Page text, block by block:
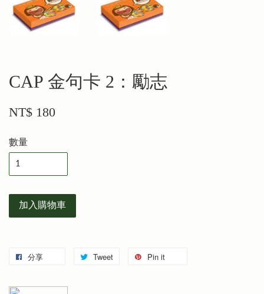
CAP 金句卡 2：勵志
NT$ 180
數量
加入購物車
分享 Tweet Pin it